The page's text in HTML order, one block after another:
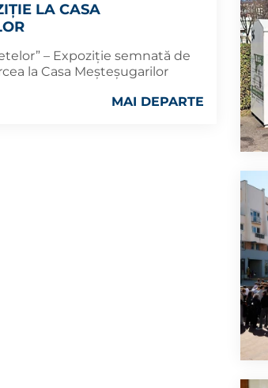
LA CASA
– Expoziție semnată de
la Casa Meșteșugarilor
MAI DEPARTE